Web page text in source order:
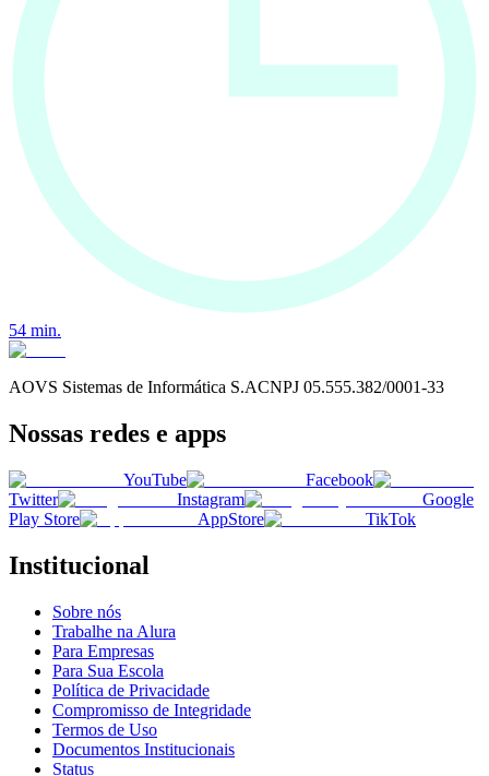
54 min.
AOVS Sistemas de Informática S.ACNPJ 05.555.382/0001-33
Nossas redes e apps
YouTube
Facebook
Twitter
Instagram
Google
Play Store
AppStore TikTok
Institucional
Sobre nós
Trabalhe na Alura
Para Empresas
Para Sua Escola
Política de Privacidade
Compromisso de Integridade
Termos de Uso
Documentos Institucionais
Status